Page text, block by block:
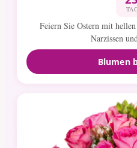
Feiern Sie Ostern mit
Narzissen
Blumen